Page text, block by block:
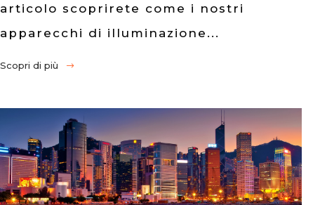
articolo scoprirete come i nostri
apparecchi di illuminazione...
Scopri di più